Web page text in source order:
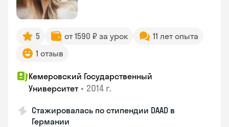
5 от 1590 ₽ за урок
11 лет опыта
1 отзыв
Кемеровский Государственный
Университет • 2014 г.
Стажировалась по стипендии DAAD в
Германии